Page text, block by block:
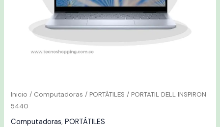
Inicio / Computadoras /PORTÁTILES / PORTATIL DELL INSPIRON
5440
Computadoras,PORTÁTILES